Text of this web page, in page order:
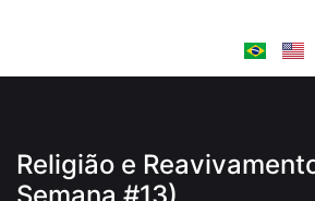
conteúdo
Religião e
Semana #13)